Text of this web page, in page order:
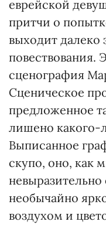
еврейской
притчи о
выходит далеко
повествования.
сценография
Сценическое
предложенное
лишено какого-
Выписанное
скупо, оно, как
необычайно
воздухом и